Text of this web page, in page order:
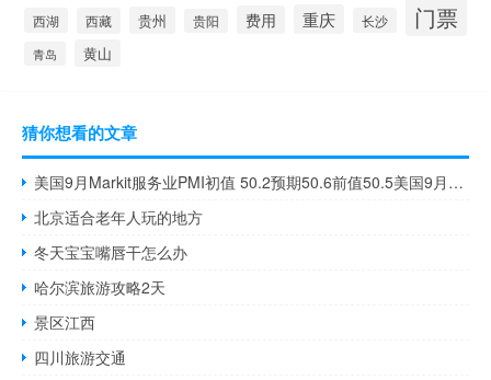
西湖 西藏 贵州 贵阳 费用 重庆 长沙 门票
青岛 黄山
猜你想看的文章
美国9月Markit服务业PMI初值 50.2预期50.6前值50.5美国9月Markit制造业PMI初值 48.9预期48前值47.9
北京适合老年人玩的地方
冬天宝宝嘴唇干怎么办
哈尔滨旅游攻略2天
景区江西
四川旅游交通